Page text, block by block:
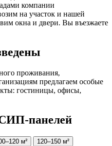
компании
на участок и нашей
окна и двери. Вы въезжаете
проживания,
предлагаем особые
гостиницы, офисы,
панелей
м²
120–150 м²